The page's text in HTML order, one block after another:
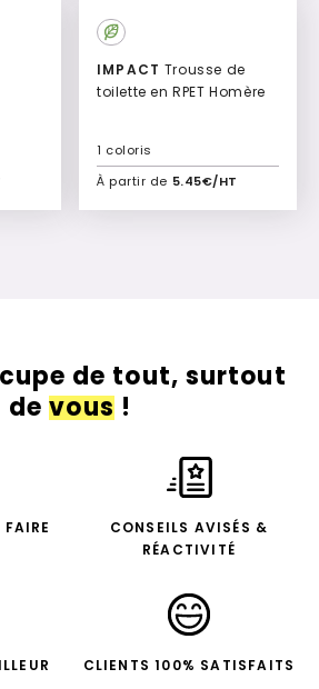
Culte
IMPACT
toilette en RPET Homère
À partir de 5.45€/HT
1 coloris
Ajouter à mon devis
de tout, surtout
devous !
CONSEILS AVISÉS &
RÉACTIVITÉ
CLIENTS 100% SATISFAITS